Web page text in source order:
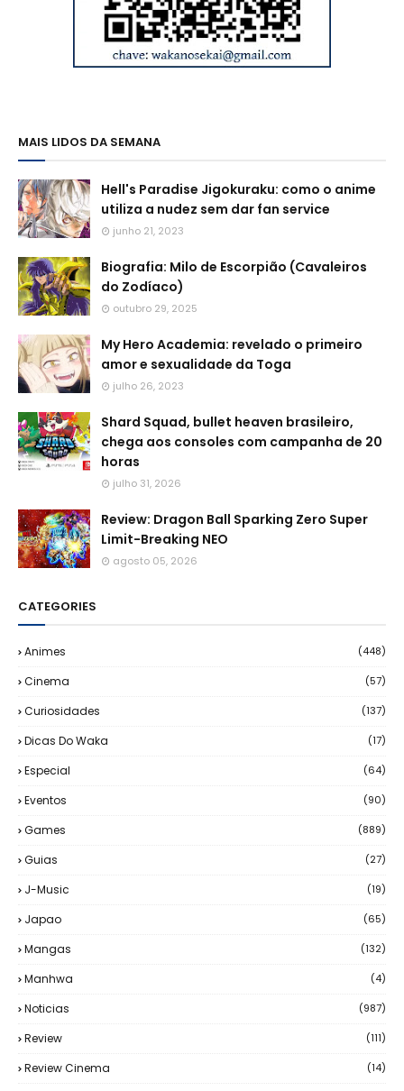
MAIS LIDOS DA SEMANA
Hell's Paradise Jigokuraku: como o anime
utiliza a nudez sem dar fan service
junho 21, 2023
Biografia: Milo de Escorpião (Cavaleiros
do Zodíaco)
outubro 29, 2025
My Hero Academia: revelado o primeiro
amor e sexualidade da Toga
julho 26, 2023
Shard Squad, bullet heaven brasileiro,
chega aos consoles com campanha de 20
horas
julho 31, 2026
Review: Dragon Ball Sparking Zero Super
Limit-Breaking NEO
agosto 05, 2026
CATEGORIES
Animes (448)
Cinema (57)
Curiosidades (137)
Dicas Do Waka (17)
Especial (64)
Eventos (90)
Games (889)
Guias (27)
J-Music (19)
Japao (65)
Mangas (132)
Manhwa (4)
Noticias (987)
Review (111)
Review Cinema (14)